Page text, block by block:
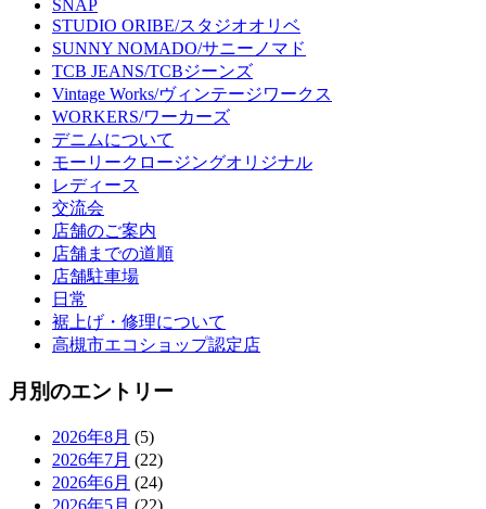
SNAP
STUDIO ORIBE/スタジオオリベ
SUNNY NOMADO/サニーノマド
TCB JEANS/TCBジーンズ
Vintage Works/ヴィンテージワークス
WORKERS/ワーカーズ
デニムについて
モーリークロージングオリジナル
レディース
交流会
店舗のご案内
店舗までの道順
店舗駐車場
日常
裾上げ・修理について
高槻市エコショップ認定店
月別のエントリー
2026年8月 (5)
2026年7月 (22)
2026年6月 (24)
2026年5月 (22)